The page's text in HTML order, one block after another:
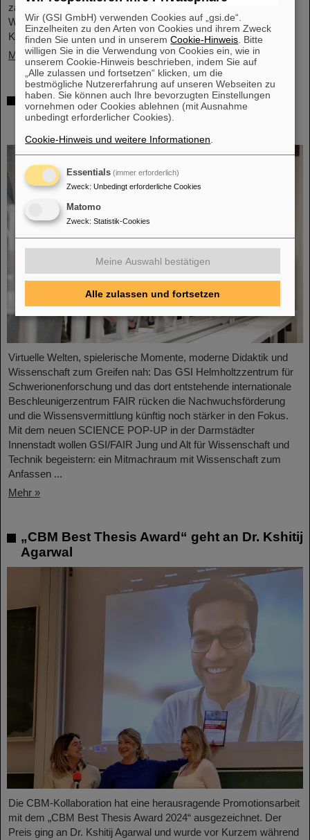
zahlreichen Vertreter*innen aus Politk, Wirtschaft und
Wissenschaft ein Memorandum of Understanding (MoU) zur
Kernfusion.
Mehr »
Schaufenster in die Spitzenforschung:
SCIENCE POP-UP von GSI/FAIR bringt
Virtuelle Welten, spielerische Momente, moderne Didaktik und
Wissenschaft zum Greifen nah: Das GSI Helmholtzzentrum für
Schwerionenforschung und das dort entstehende internationale
Beschleunigerzentrum FAIR rücken die Nachwuchsförderung
und die Wissensvermittlung künftig noch stärker in den Fokus.
Mit dem neuen SCIENCE POP-UP in der Darmstädter
Innenstadt wollen GSI/FAIR Jung und Alt für Wissenschaft und
Technik begeistern: ein Mitmachraum mit Wissenschaft zum
Anfassen ...
Mehr »
„CBM Best Thesis Award“ geht an Dr. Kshitij
Agarwal
Die CBM-Kollaboration hat eine herausragende Promotionsarbeit
mit dem „CBM Best Thesis Award 2024“ ausgezeichnet. Der
Preis ging an Dr. Kshitij Agarwal und wurde vor Kurzem während
Wir (GSI GmbH) verwenden Cookies auf „gsi.de“.
Einzelheiten zu den Arten von Cookies und ihrem Zweck
finden Sie unten und in unseremCookie-Hinweis . Bitte
willigen Sie in die Verwendung von Cookies ein, wie in
unserem Cookie-Hinweis beschrieben, indem Sie auf
„Alle zulassen und fortsetzen“ klicken, um die
bestmögliche Nutzererfahrung auf unseren Webseiten zu
haben. Sie können auch Ihre bevorzugten Einstellungen
vornehmen oder Cookies ablehnen (mit Ausnahme
unbedingt erforderlicher Cookies).
Cookie-Hinweis und weitere Informationen
Essentials (immer erforderlich)
Zweck: Unbedingt erforderliche Cookies
Matomo
Zweck: Statistik-Cookies
Meine Auswahl bestätigen
Alle zulassen und fortsetzen